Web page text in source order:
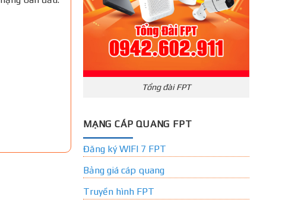
Tổng đài FPT
MẠNG CÁP QUANG FPT
Đăng ký WIFI 7 FPT
Bảng giá cáp quang
Truyền hình FPT